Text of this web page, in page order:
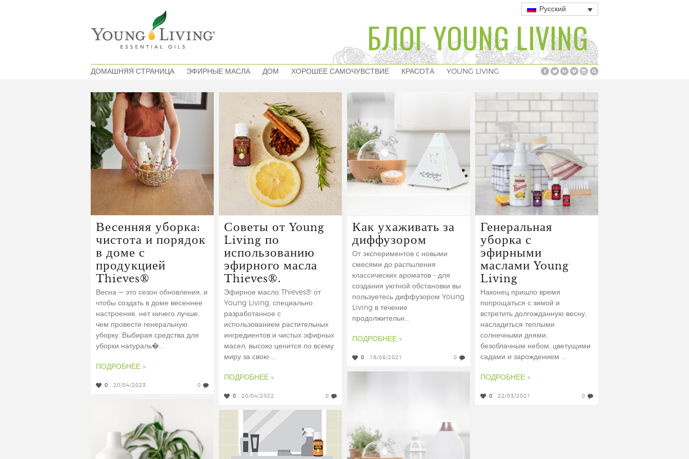
Русский
БЛОГ YOUNG LIVING
ДОМАШНЯЯ СТРАНИЦА ЭФИРНЫЕ МАСЛА ДОМ ХОРОШЕЕ САМОЧУВСТВИЕ КРАСОТА YOUNG LIVING
Весенняя уборка:
чистота и порядок
в доме с
продукцией
Thieves®
Весна — это сезон обновления, и
чтобы создать в доме весеннее
настроение, нет ничего лучше,
чем провести генеральную
уборку. Выбирая средства для
уборки натураль�...
ПОДРОБНЕЕ »
0 20/04/2023 0
Советы от Young
Living по
использованию
эфирного масла
Thieves®.
Эфирное масло Thieves® от
Young Living, специально
разработанное с
использованием растительных
ингредиентов и чистых эфирных
масел, высоко ценится по всему
миру за свою ...
ПОДРОБНЕЕ »
0 20/04/2022 0
Как ухаживать за
диффузором
От экспериментов с новыми
смесями до распыления
классических ароматов - для
создания уютной обстановки вы
пользуетесь диффузором Young
Living в течение
продолжительн...
ПОДРОБНЕЕ »
0 16/08/2021 0
Генеральная
уборка с
эфирными
маслами Young
Living
Наконец пришло время
попрощаться с зимой и
встретить долгожданную весну,
насладиться теплыми
солнечными днями,
безоблачным небом, цветущими
садами и зарождением ...
ПОДРОБНЕЕ »
0 22/03/2021 0